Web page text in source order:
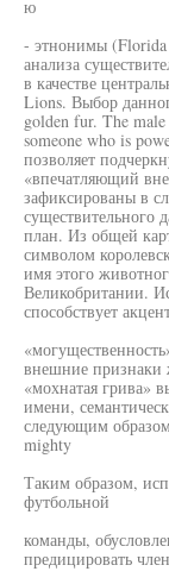
ю
- этнонимы (Florida
анализа
в качестве
Lions. Выбор
golden fur. The
someone who is
позволяет
«впечатляющий
зафиксированы в
существительного
план. Из общей
символом
имя этого
Великобритании.
способствует
внешние признаки
«мохнатая грива»
имени,
следующим
mighty
Таким образом,
футбольной
команды,
предицировать